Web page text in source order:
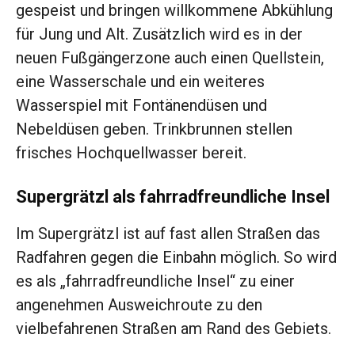
gespeist und bringen willkommene Abkühlung
für Jung und Alt. Zusätzlich wird es in der
neuen Fußgängerzone auch einen Quellstein,
eine Wasserschale und ein weiteres
Wasserspiel mit Fontänendüsen und
Nebeldüsen geben. Trinkbrunnen stellen
frisches Hochquellwasser bereit.
Supergrätzl als fahrradfreundliche Insel
Im Supergrätzl ist auf fast allen Straßen das
Radfahren gegen die Einbahn möglich. So wird
es als „fahrradfreundliche Insel“ zu einer
angenehmen Ausweichroute zu den
vielbefahrenen Straßen am Rand des Gebiets.